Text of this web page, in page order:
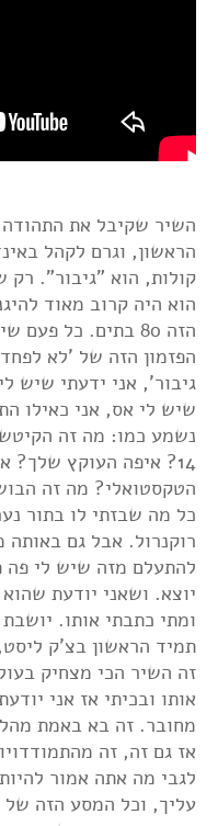
השיר שקיבל את
קולות, הוא "גיבור".
הוא היה קרוב מאוד
הזה 80 בתים. כל
הפזמון הזה של 'לא
גיבור', אני ידעתי שיש
שיש לי אס, אני כאילו
נשמע כמו: מה זה
14? איפה העוקץ שלך?
הטקסטואלי? מה זה
כל מה שבזתי לו בתור
רוקנרול. אבל גם באותה
להתעלם מזה שיש לי פה
יוצא. ושאני יודעת
ומתי כתבתי אותו.
תמיד הראשון בצ'ק
זה השיר הכי מצחיק
אותו ובכיתי אז אני
מחובר. זה בא באמת
אז גם זה, זה
לגבי מה אתה אמור
עליך, וכל המסע הזה